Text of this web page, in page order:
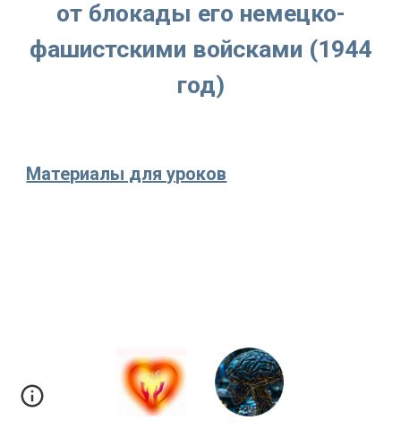
от блокады его немецко-
фашистскими войсками (1944
год)
Материалы для уроков